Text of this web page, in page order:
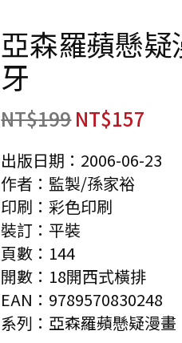
亞森羅蘋懸
牙
NT$199NT$157
出版日期：2006-06-23
作者：監製/孫家裕
印刷：彩色印刷
裝訂：平裝
頁數：144
開數：18開西式橫排
EAN：9789570830248
系列：亞森羅蘋懸疑漫畫